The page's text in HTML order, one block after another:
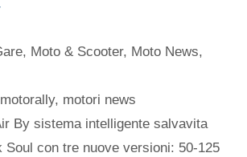
, Moto & Scooter, Moto News,
motorally, motori news
By sistema intelligente salvavita
Soul con tre nuove versioni: 50-125